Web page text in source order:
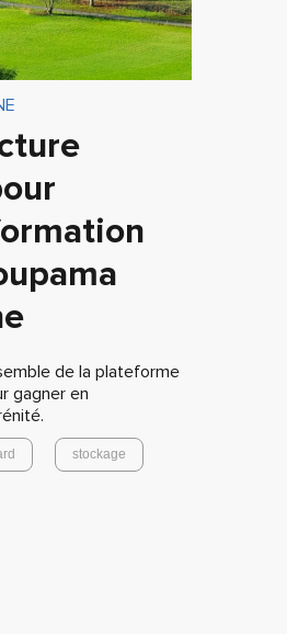
de la plateforme
gagner en
stockage